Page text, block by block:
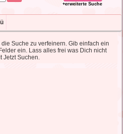
+erweiterte Suche
Suche zu verfeinern. Gib einfach ein
ein. Lass alles frei was Dich nicht
Jetzt Suchen.